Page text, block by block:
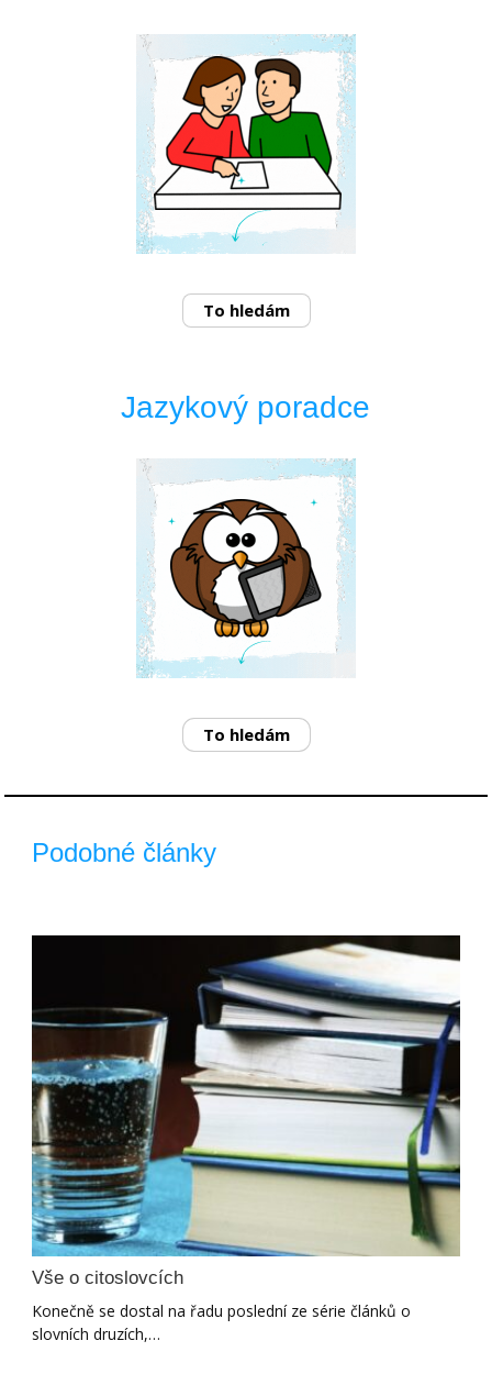
To hledám
Jazykový poradce
To hledám
Podobné články
Vše o citoslovcích
Konečně se dostal na řadu poslední ze série článků o
slovních druzích,…